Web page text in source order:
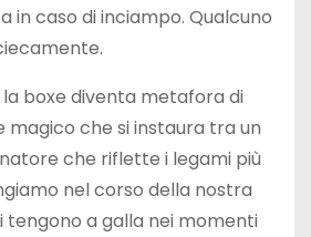
in caso di inciampo. Qualcuno
boxe diventa metafora di
magico che si instaura tra un
che riflette i legami più
nel corso della nostra
tengono a galla nei momenti